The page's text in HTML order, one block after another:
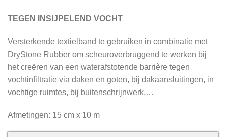
TEGEN INSIJPELEND VOCHT
Versterkende textielband te gebruiken in combinatie met
DryStone Rubber om scheuroverbruggend te werken bij
het creëren van een waterafstotende barrière tegen
vochtinfiltratie via daken en goten, bij dakaansluitingen, in
vochtige ruimtes, bij buitenschrijnwerk,…
Afmetingen: 15 cm x 10 m